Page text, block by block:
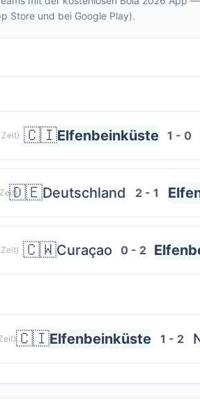
Store und bei Google Play).
Zeit) 🇨🇮Elfenbeinküste 1 - 0
🇩🇪Deutschland 2 - 1
🇨🇼Curaçao 0 - 2
🇨🇮Elfenbeinküste 1 - 2